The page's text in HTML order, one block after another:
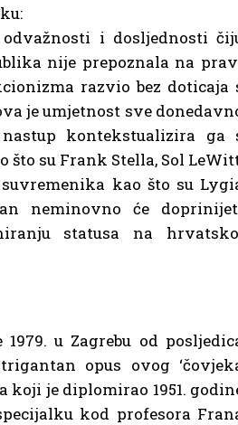
i dosljednosti
nije prepoznala na
razvio bez doticaja
je umjetnost sve
kontekstualizira ga
su Frank Stella, Sol
kao što su
neminovno će
statusa na
u Zagrebu od
opus ovog
je diplomirao 1951.
kod profesora